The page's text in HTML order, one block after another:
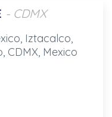
- CDMX
Iztacalco,
CDMX, Mexico